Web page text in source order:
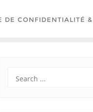
DE CONFIDENTIALITÉ